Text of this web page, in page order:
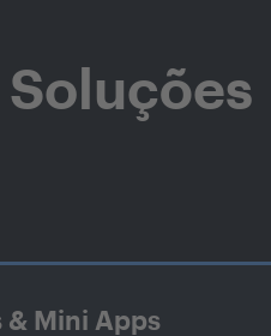
& Mini Apps